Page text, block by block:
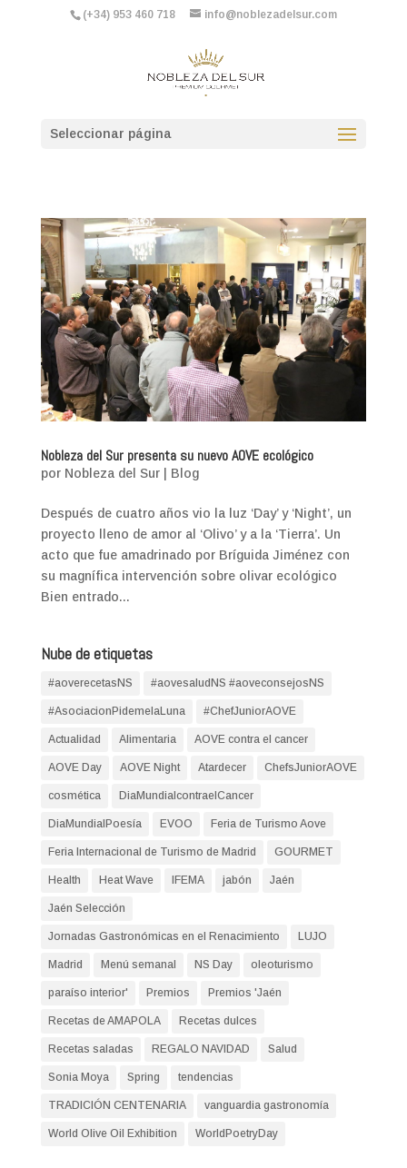
(+34) 953 460 718 info@noblezadelsur.com
Seleccionar página
Nobleza del Sur presenta su nuevo AOVE ecológico
por Nobleza del Sur| Blog
Después de cuatro años vio la luz ‘Day’ y ‘Night’, un
proyecto lleno de amor al ‘Olivo’ y a la ‘Tierra’. Un
acto que fue amadrinado por Bríguida Jiménez con
su magnífica intervención sobre olivar ecológico
Bien entrado...
Nube de etiquetas
#aoverecetasNS #aovesaludNS #aoveconsejosNS
#AsociacionPidemelaLuna #ChefJuniorAOVE
Actualidad Alimentaria AOVE contra el cancer
AOVE Day AOVE Night Atardecer ChefsJuniorAOVE
cosmética DiaMundialcontraelCancer
DiaMundialPoesía EVOO Feria de Turismo Aove
Feria Internacional de Turismo de Madrid GOURMET
Health Heat Wave IFEMA jabón Jaén
Jaén Selección
Jornadas Gastronómicas en el Renacimiento LUJO
Madrid Menú semanal NS Day oleoturismo
paraíso interior' Premios Premios 'Jaén
Recetas de AMAPOLA Recetas dulces
Recetas saladas REGALO NAVIDAD Salud
Sonia Moya Spring tendencias
TRADICIÓN CENTENARIA vanguardia gastronomía
World Olive Oil Exhibition WorldPoetryDay